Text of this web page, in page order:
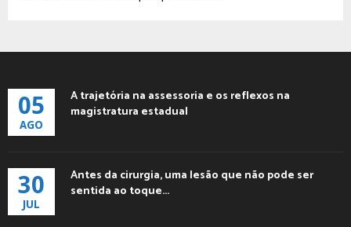
05
AGO
A trajetória na assessoria e os reflexos na
magistratura estadual
30
JUL
Antes da cirurgia, uma lesão que não pode ser
sentida ao toque...